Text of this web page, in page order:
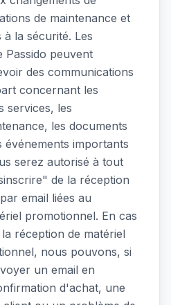
de maintenance et
la sécurité. Les
Passido peuvent
des communications
concernant les
services, les
les documents
événements importants
serez autorisé à tout
de la réception
email liées au
promotionnel. En cas
réception de matériel
nous pouvons, si
un email en
d'achat, une